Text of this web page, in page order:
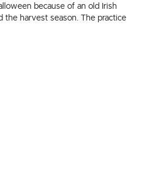
because of an old Irish
the harvest season. The practice